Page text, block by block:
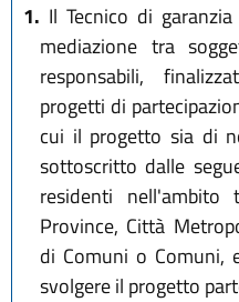
1. Il Tecnico di
mediazione tra
responsabili,
progetti di
cui il progetto sia di
sottoscritto dalle
residenti
Province, Città
di Comuni o Comuni,
svolgere il progetto